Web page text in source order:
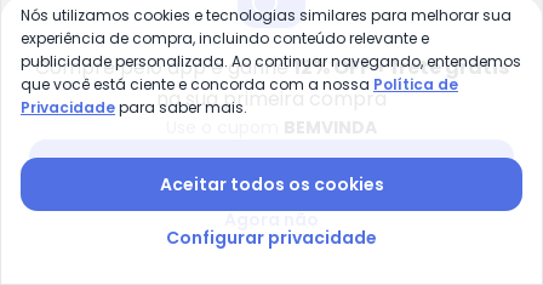
Milon - Vestido Infantil Menina
Vestido Infantil Menina
Tule Bordado (Branco)
MILON
R$ 194,45 R$ 388,90
ou6xdeR$ 32,40semjuros
Vestido Xadrez com
Babado (Verde Limão)
MOMI
R$ 185,94
ou6xdeR$ 30,99semjuros
Compre pelo app e ganhe12% OFF + frete grátis
na sua primeira compra
Nós utilizamos cookies e tecnologias similares para melhorar sua
experiência de compra, incluindo conteúdo relevante e
publicidade personalizada. Ao continuar navegando, entendemos
que você está ciente e concorda com a nossa Política de
Privacidadepara saber mais.
Aceitar todos os cookies
Configurar privacidade